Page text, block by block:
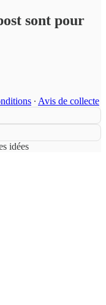
sont pour
∙ Avis de collecte
idées